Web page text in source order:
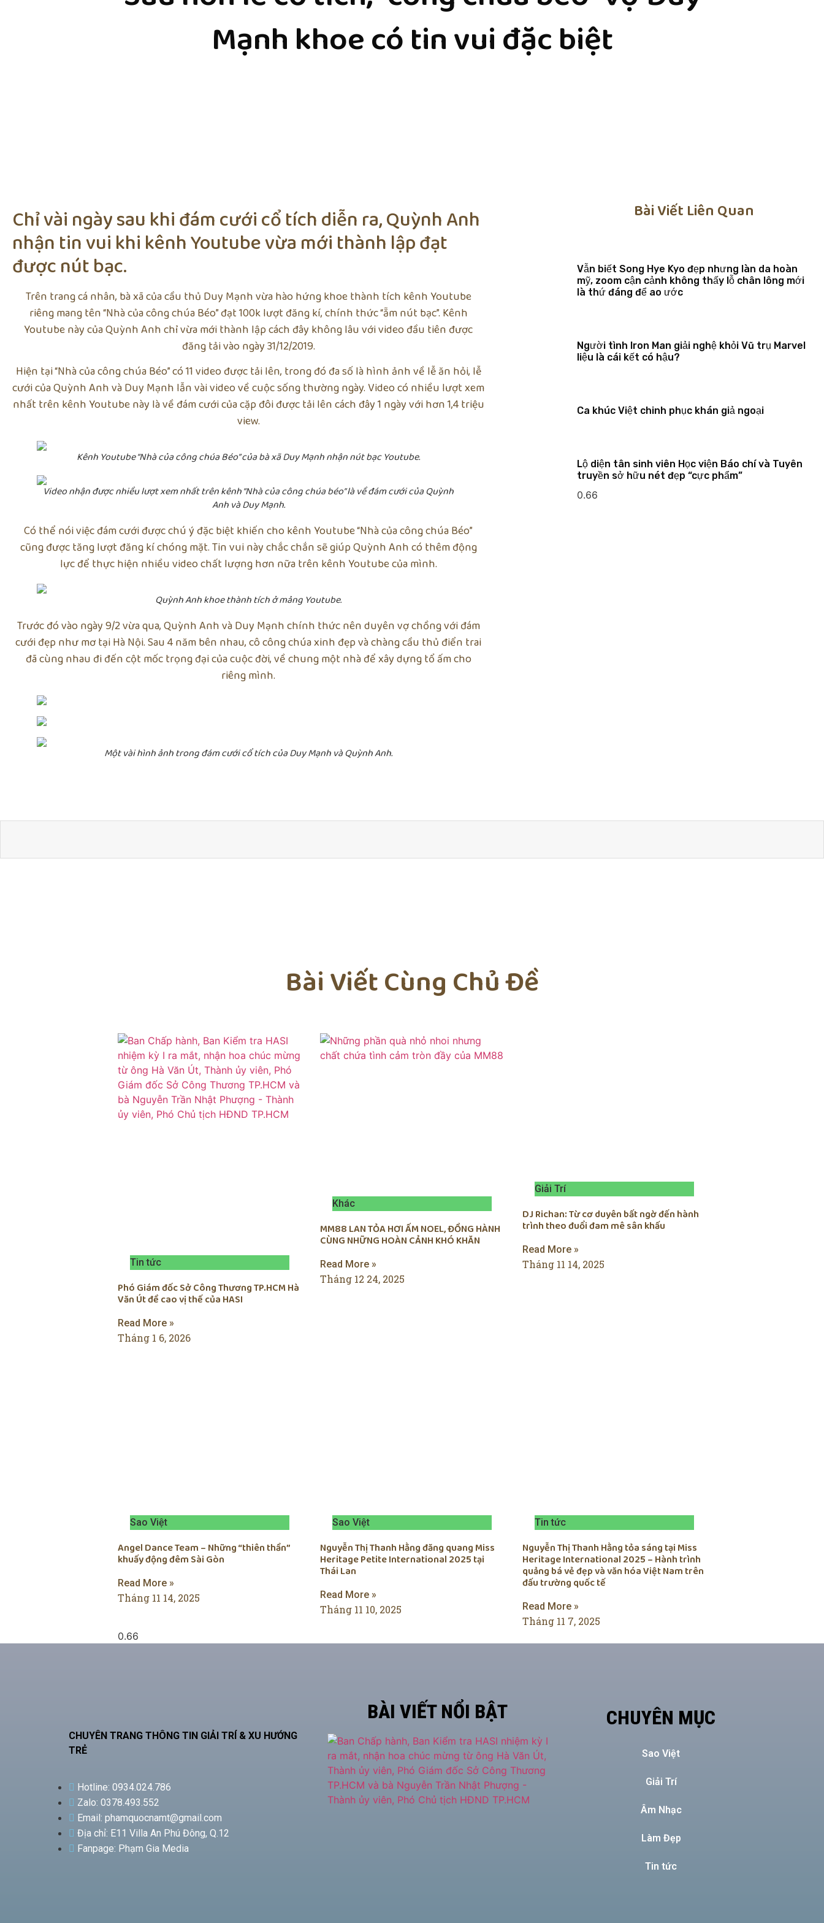
Mạnh khoe có tin vui đặc biệt
Chỉ vài ngày sau khi đám cưới cổ tích diễn ra, Quỳnh Anh
nhận tin vui khi kênh Youtube vừa mới thành lập đạt
được nút bạc.
Trên trang cá nhân, bà xã của cầu thủ Duy Mạnh vừa hào hứng khoe thành tích kênh Youtube
riêng mang tên “Nhà của công chúa Béo” đạt 100k lượt đăng kí, chính thức “ẵm nút bạc”. Kênh
Youtube này của Quỳnh Anh chỉ vừa mới thành lập cách đây không lâu với video đầu tiên được
đăng tải vào ngày 31/12/2019.
Hiện tại “Nhà của công chúa Béo” có 11 video được tải lên, trong đó đa số là hình ảnh về lễ ăn hỏi, lễ
cưới của Quỳnh Anh và Duy Mạnh lẫn vài video về cuộc sống thường ngày. Video có nhiều lượt xem
nhất trên kênh Youtube này là về đám cưới của cặp đôi được tải lên cách đây 1 ngày với hơn 1,4 triệu
view.
Kênh Youtube “Nhà của công chúa Béo” của bà xã Duy Mạnh nhận nút bạc Youtube.
Video nhận được nhiều lượt xem nhất trên kênh “Nhà của công chúa béo” là về đám cưới của Quỳnh
Anh và Duy Mạnh.
Có thể nói việc đám cưới được chú ý đặc biệt khiến cho kênh Youtube “Nhà của công chúa Béo”
cũng được tăng lượt đăng kí chóng mặt. Tin vui này chắc chắn sẽ giúp Quỳnh Anh có thêm động
lực để thực hiện nhiều video chất lượng hơn nữa trên kênh Youtube của mình.
Quỳnh Anh khoe thành tích ở mảng Youtube.
Trước đó vào ngày 9/2 vừa qua, Quỳnh Anh và Duy Mạnh chính thức nên duyên vợ chồng với đám
cưới đẹp như mơ tại Hà Nội. Sau 4 năm bên nhau, cô công chúa xinh đẹp và chàng cầu thủ điển trai
đã cùng nhau đi đến cột mốc trọng đại của cuộc đời, về chung một nhà để xây dựng tổ ấm cho
riêng mình.
Một vài hình ảnh trong đám cưới cổ tích của Duy Mạnh và Quỳnh Anh.
Bài Viết Liên Quan
Vẫn biết Song Hye Kyo đẹp nhưng làn da hoàn
mỹ, zoom cận cảnh không thấy lỗ chân lông mới
là thứ đáng để ao ước
Người tình Iron Man giải nghệ khỏi Vũ trụ Marvel
liệu là cái kết có hậu?
Ca khúc Việt chinh phục khán giả ngoại
Lộ diện tân sinh viên Học viện Báo chí và Tuyên
truyền sở hữu nét đẹp “cực phẩm”
Bài Viết Cùng Chủ Đề
Tin tức
Phó Giám đốc Sở Công Thương TP.HCM Hà
Văn Út đề cao vị thế của HASI
Read More »
Tháng 1 6, 2026
Khác
MM88 LAN TỎA HƠI ẤM NOEL, ĐỒNG HÀNH
CÙNG NHỮNG HOÀN CẢNH KHÓ KHĂN
Read More »
Tháng 12 24, 2025
Giải Trí
DJ Richan: Từ cơ duyên bất ngờ đến hành
trình theo đuổi đam mê sân khấu
Read More »
Tháng 11 14, 2025
Sao Việt
Angel Dance Team – Những “thiên thần”
khuấy động đêm Sài Gòn
Read More »
Tháng 11 14, 2025
Sao Việt
Nguyễn Thị Thanh Hằng đăng quang Miss
Heritage Petite International 2025 tại
Thái Lan
Read More »
Tháng 11 10, 2025
Tin tức
Nguyễn Thị Thanh Hằng tỏa sáng tại Miss
Heritage International 2025 – Hành trình
quảng bá vẻ đẹp và văn hóa Việt Nam trên
đấu trường quốc tế
Read More »
Tháng 11 7, 2025
CHUYÊN TRANG THÔNG TIN GIẢI TRÍ & XU HƯỚNG
TRẺ
Hotline: 0934.024.786
Zalo: 0378.493.552
Email: phamquocnamt@gmail.com
Địa chỉ: E11 Villa An Phú Đông, Q.12
Fanpage: Phạm Gia Media
BÀI VIẾT NỔI BẬT CHUYÊN MỤC
Sao Việt
Giải Trí
Âm Nhạc
Làm Đẹp
Tin tức